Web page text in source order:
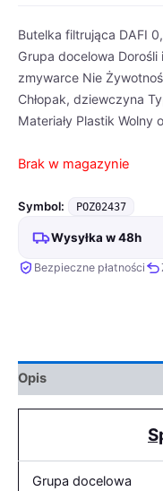
Butelka filtrująca DAFI
Grupa docelowa
zmywarce Nie
Chłopak, dziewczyna
Materiały Plastik Wolny
Brak w magazynie
Symbol: POZ02437
Wysyłka w 48h
Bezpieczne płatności
Opis
Grupa docelowa